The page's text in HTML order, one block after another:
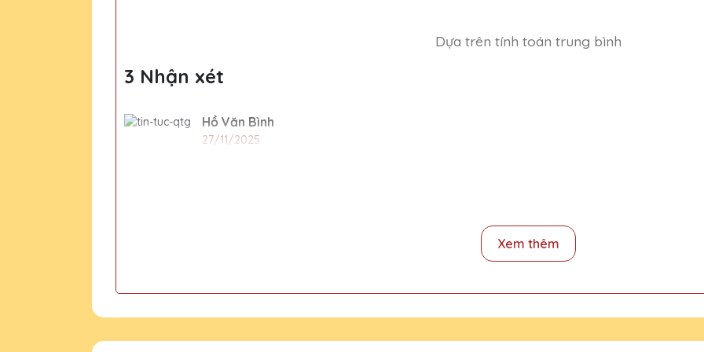
Dựa trên tính toán trung bình
3 Nhận xét
Hồ Văn Bình
27/11/2025
Xem thêm